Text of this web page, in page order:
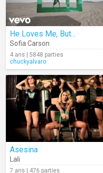
He Loves Me, But...
Sofia Carson
4 ans | 5848 parties
chuckyalvaro
Asesina
Lali
7 ans | 476 parties